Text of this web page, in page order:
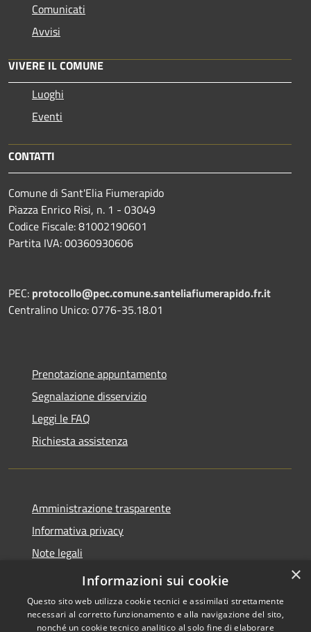
Comunicati
Avvisi
VIVERE IL COMUNE
Luoghi
Eventi
CONTATTI
Comune di Sant'Elia Fiumerapido
Piazza Enrico Risi, n. 1 - 03049
Codice Fiscale: 81002190601
Partita IVA: 00360930606
PEC: protocollo@pec.comune.santeliafiumerapido.fr.it
Centralino Unico: 0776-35.18.01
Prenotazione appuntamento
Segnalazione disservizio
Leggi le FAQ
Richiesta assistenza
Amministrazione trasparente
Informativa privacy
Note legali
Dichiarazione di accessibilità
×
Informazioni sui cookie
Questo sito web utilizza cookie tecnici e assimilati strettamente
necessari al corretto funzionamento e alla navigazione del sito,
nonché un cookie tecnico analitico al solo fine di elaborare